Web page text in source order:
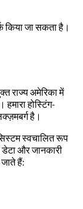
जा सकता है।
राज्य अमेरिका में
होस्टिंग-
है।
स्वचालित रूप
और जानकारी
हैं: